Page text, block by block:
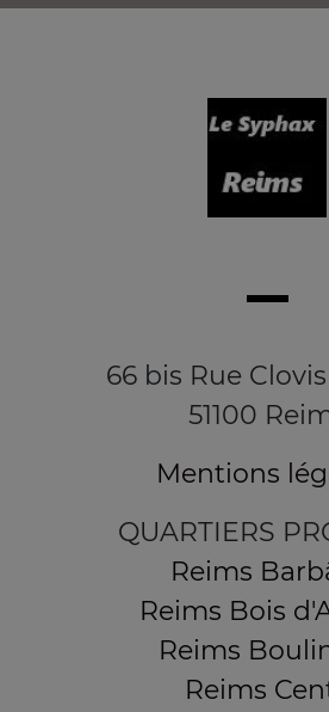
66 bis Rue
51100
Mentions
QUARTIERS
Reims
Reims Bois
Reims
Reims